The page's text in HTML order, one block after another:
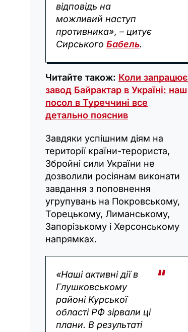
відповідь на
можливий наступ
противника», – цитує
Сирського Бабель.
Читайте також: Коли запрацює
завод Байрактар в Україні: наш
посол в Туреччині все
детально пояснив
Завдяки успішним діям на
території країни-терориста,
Збройні сили України не
дозволили росіянам виконати
завдання з поповнення
угрупувань на Покровському,
Торецькому, Лиманському,
Запорізькому і Херсонському
напрямках.
«Наші активні дії в
Глушковському
районі Курської
області РФ зірвали ці
плани. В результаті